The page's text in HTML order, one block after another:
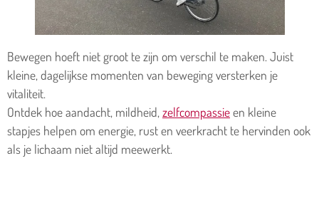
Bewegen hoeft niet groot te zijn om verschil te maken. Juist
kleine, dagelijkse momenten van beweging versterken je
vitaliteit.
Ontdek hoe aandacht, mildheid, zelfcompassieen kleine
stapjes helpen om energie, rust en veerkracht te hervinden ook
als je lichaam niet altijd meewerkt.